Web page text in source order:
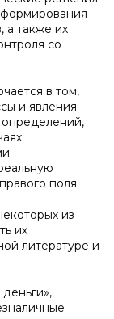
а также их
со
в том,
и явления
поля.
из
их
литературе и